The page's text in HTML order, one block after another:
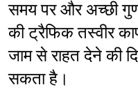
समय पर और अच्छी
की ट्रैफिक तस्वीर
जाम से राहत देने की
सकता है।